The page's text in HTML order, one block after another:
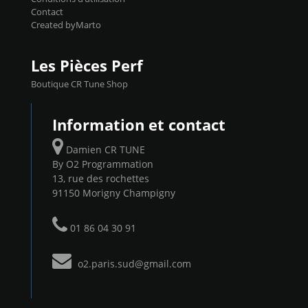
Contact
Created byMarto
Les Pièces Perf
Boutique CR Tune Shop
Information et contact
Damien CR TUNE
By O2 Programmation
13, rue des rochettes
91150 Morigny Champigny
01 86 04 30 91
o2.paris.sud@gmail.com